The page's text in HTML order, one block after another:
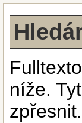
níže.
zpřesnit.